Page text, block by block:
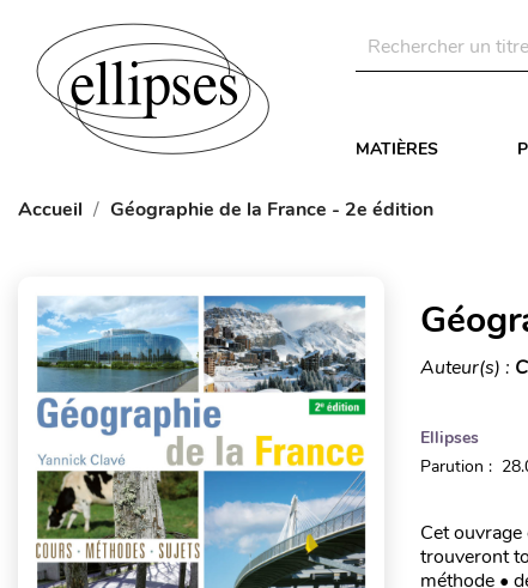
MATIÈRES
Accueil Géographie de la France - 2e édition
Auteur(s) :
Ellipses
Parution :
Cet
trouveront
méthode •